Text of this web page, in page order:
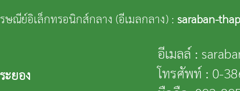
ษณีย์อิเล็กทรอนิกส์กลาง (อีเมลกลาง) : saraban-
ะยอง
อีเมลล์ :
โทรศัพท์ : 0-